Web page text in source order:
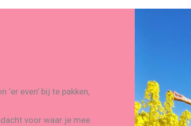
even’ bij te pakken,
voor waar je mee